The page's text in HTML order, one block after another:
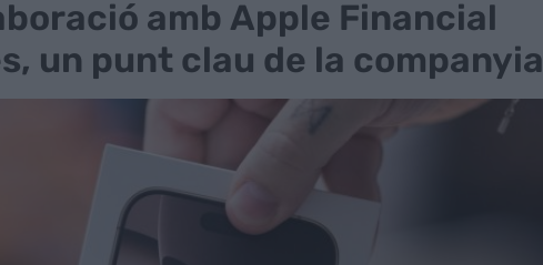
amb Apple Financial
un punt clau de la companyia